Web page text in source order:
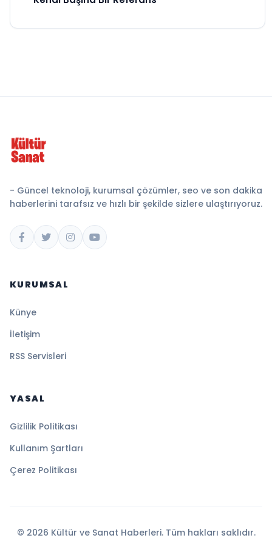
- Güncel teknoloji, kurumsal çözümler, seo ve son dakika
haberlerini tarafsız ve hızlı bir şekilde sizlere ulaştırıyoruz.
KURUMSAL
Künye
İletişim
RSS Servisleri
YASAL
Gizlilik Politikası
Kullanım Şartları
Çerez Politikası
© 2026 Kültür ve Sanat Haberleri. Tüm hakları saklıdır.